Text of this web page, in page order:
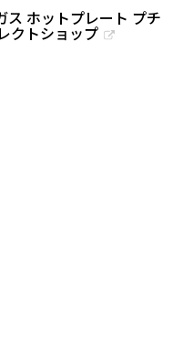
ス ホットプレート プチ
クトショップ